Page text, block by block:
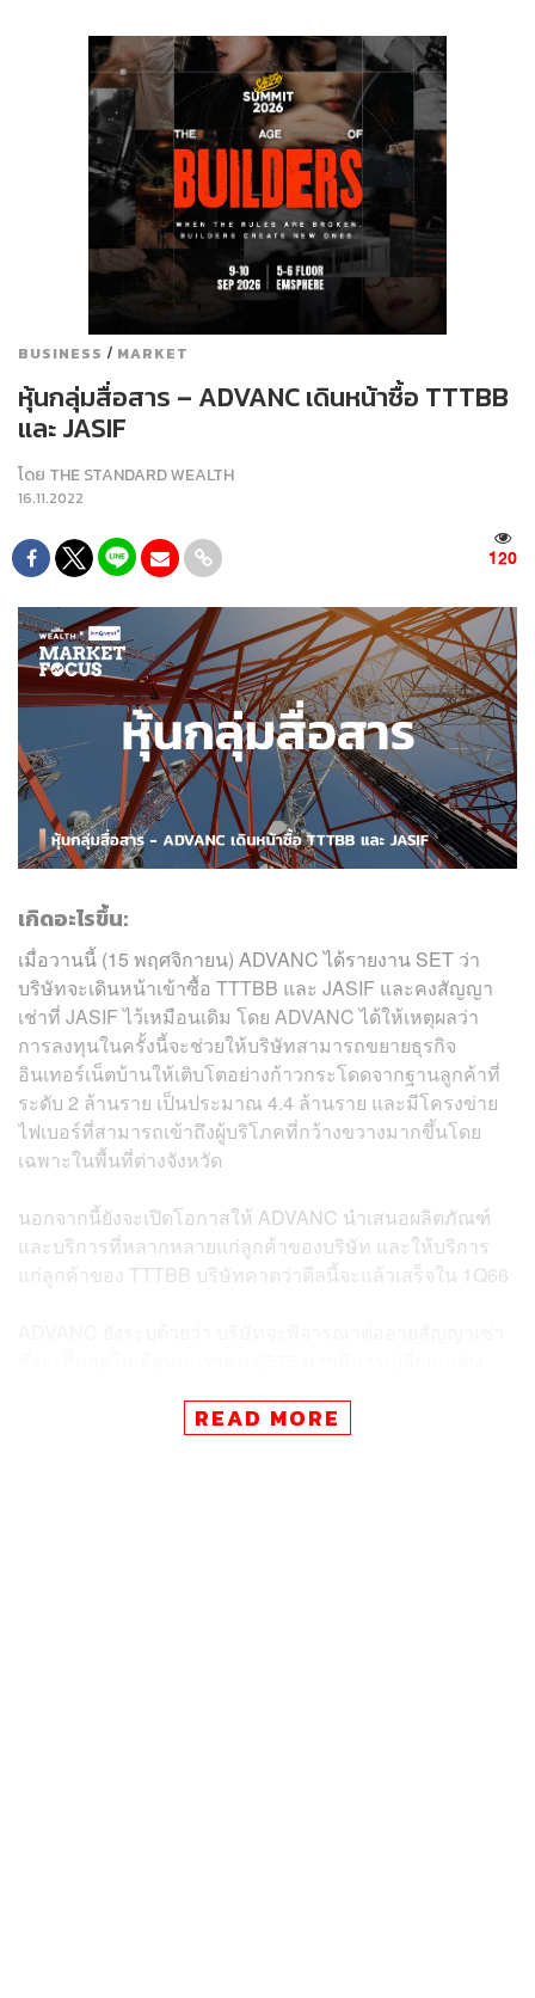
BUSINESS / MARKET
หุ้นกลุ่มสื่อสาร – ADVANC เดินหน้าซื้อ TTTBB
และ JASIF
โดย THE STANDARD WEALTH
16.11.2022
120
เกิดอะไรขึ้น:
เมื่อวานนี้ (15 พฤศจิกายน) ADVANC ได้รายงาน SET ว่า
บริษัทจะเดินหน้าเข้าซื้อ TTTBB และ JASIF และคงสัญญา
เช่าที่ JASIF ไว้เหมือนเดิม โดย ADVANC ได้ให้เหตุผลว่า
การลงทุนในครั้งนี้จะช่วยให้บริษัทสามารถขยายธุรกิจ
อินเทอร์เน็ตบ้านให้เติบโตอย่างก้าวกระโดดจากฐานลูกค้าที่
ระดับ 2 ล้านราย เป็นประมาณ 4.4 ล้านราย และมีโครงข่าย
ไฟเบอร์ที่สามารถเข้าถึงผู้บริโภคที่กว้างขวางมากขึ้นโดย
เฉพาะในพื้นที่ต่างจังหวัด
นอกจากนี้ยังจะเปิดโอกาสให้ ADVANC นำเสนอผลิตภัณฑ์
และบริการที่หลากหลายแก่ลูกค้าของบริษัท และให้บริการ
แก่ลูกค้าของ TTTBB บริษัทคาดว่าดีลนี้จะแล้วเสร็จใน 1Q66
เลือกอื่นๆ รวมถึงการจัดตั้งกองทุนรวมโครงสร้างพื้นฐานของ
READ MORE